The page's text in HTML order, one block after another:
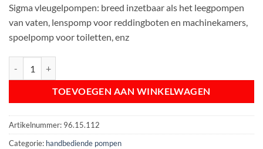
Sigma vleugelpompen: breed inzetbaar als het leegpompen
van vaten, lenspomp voor reddingboten en machinekamers,
spoelpomp voor toiletten, enz
TOEVOEGEN AAN WINKELWAGEN
Artikelnummer: 96.15.112
Categorie: handbediende pompen